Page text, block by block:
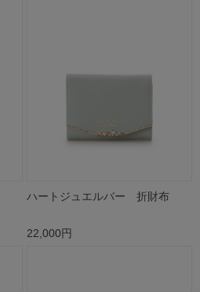
ハートジュエルバー 折財布
22,000円